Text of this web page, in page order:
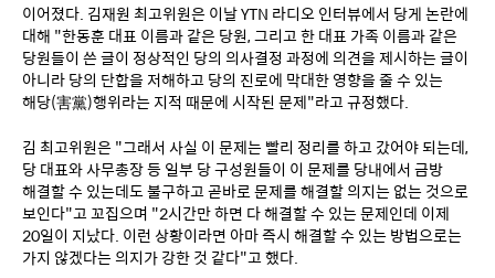
이어졌다. 김재원 최고위원은 이날 YTN 라디오 인터뷰에서 당게 논란에
대해 "한동훈 대표 이름과 같은 당원, 그리고 한 대표 가족 이름과 같은
당원들이 쓴 글이 정상적인 당의 의사결정 과정에 의견을 제시하는 글이
아니라 당의 단합을 저해하고 당의 진로에 막대한 영향을 줄 수 있는
해당(害黨)행위라는 지적 때문에 시작된 문제"라고 규정했다.
김 최고위원은 "그래서 사실 이 문제는 빨리 정리를 하고 갔어야 되는데,
당 대표와 사무총장 등 일부 당 구성원들이 이 문제를 당내에서 금방
해결할 수 있는데도 불구하고 곧바로 문제를 해결할 의지는 없는 것으로
보인다"고 꼬집으며 "2시간만 하면 다 해결할 수 있는 문제인데 이제
20일이 지났다. 이런 상황이라면 아마 즉시 해결할 수 있는 방법으로는
가지 않겠다는 의지가 강한 것 같다"고 했다.